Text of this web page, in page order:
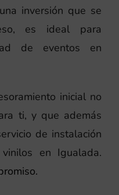
inversión que se
es ideal para
de eventos en
inicial no
ti, y que además
de instalación
en Igualada.